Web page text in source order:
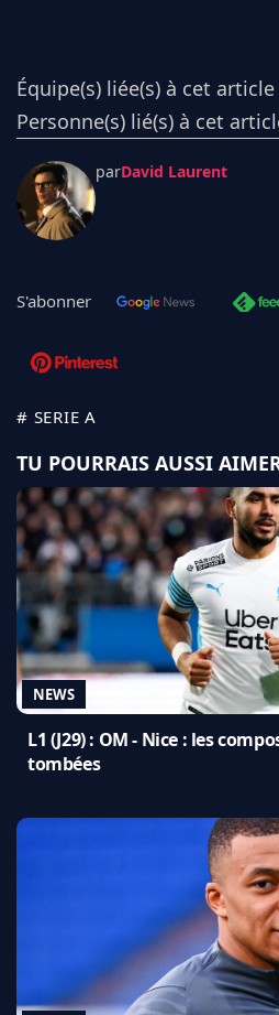
Équipe(s) liée(s) à cet article
Personne(s) lié(s) à cet
parDavid Laurent
S'abonner
# SERIE A
TU POURRAIS AUSSI
NEWS
L1 (J29) : OM - Nice : les
tombées